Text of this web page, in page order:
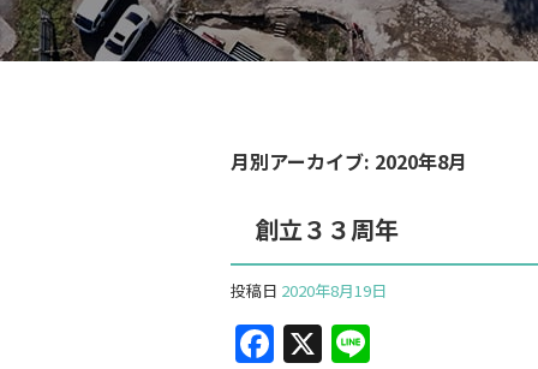
月別アーカイブ: 2020年8月
創立３３周年
投稿日 2020年8月19日
F X